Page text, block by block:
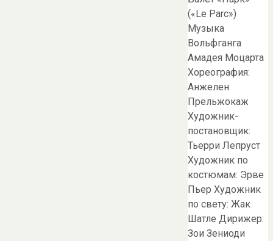
(«Le Parc»)
Музыка
Вольфганга
Амадея Моцарта
Хореография:
Анжелен
Прельжокаж
Художник-
постановщик:
Тьерри Лепруст
Художник по
костюмам: Эрве
Пьер Художник
по свету: Жак
Шатле Дирижер:
Зои Зениоди